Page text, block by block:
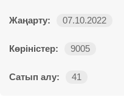
Жаңарту: 07.10.2022
Көріністер: 9005
Сатып алу: 41